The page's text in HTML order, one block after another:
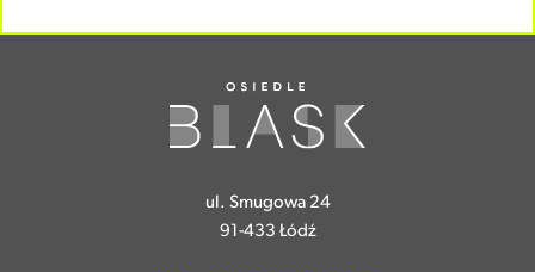
ul. Smugowa 24
91-433 Łódź